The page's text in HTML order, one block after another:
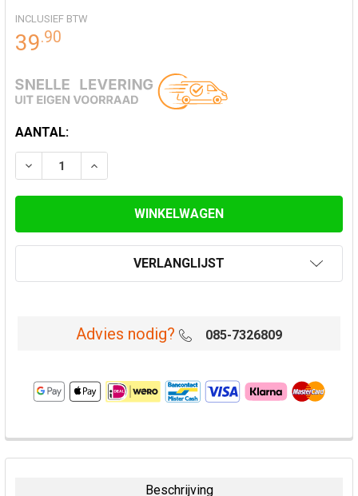
INCLUSIEF BTW
39.90
HUIDIGE
VOORRAAD:
AANTAL:
VERLAAG AANTAL VAN
VERHOOG AANTAL VAN
VERLANGLIJST
Advies nodig? 085-7326809
VAAK
SAMEN
Beschrijving